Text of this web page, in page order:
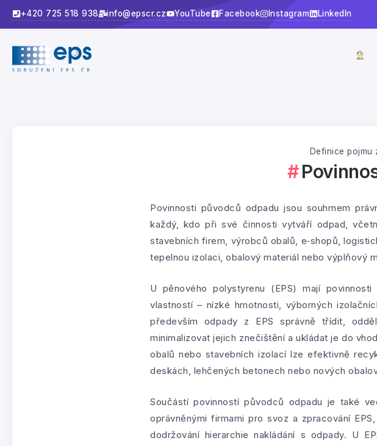
+420 725 518 938 info@epscr.cz YouTube Facebook Instagram LinkedIn
Definice pojmu
Povinnosti původců odpadu jsou souhrnem
každý, kdo při své činnosti vytváří odpad,
stavebních firem, výrobců obalů, e‑shopů,
tepelnou izolaci, obalový materiál nebo výplňový
U pěnového polystyrenu (EPS) mají
vlastností – nízké hmotnosti, výborných
především odpady z EPS správně třídit,
minimalizovat jejich znečištění a ukládat je do
obalů nebo stavebních izolací lze efektivně
deskách, lehčených betonech nebo nových
Součástí povinností původců odpadu je také
oprávněnými firmami pro svoz a zpracování
dodržování hierarchie nakládání s odpady. U